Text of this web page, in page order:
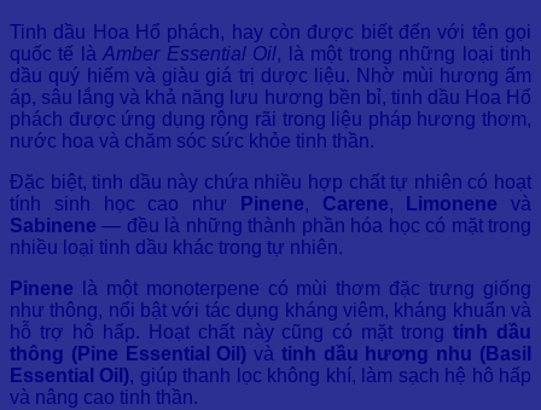
Tinh dầu Hoa Hổ phách, hay còn được biết đến với tên gọi
quốc tế làAmber Essential Oil, là một trong những loại tinh
dầu quý hiếm và giàu giá trị dược liệu. Nhờ mùi hương ấm
áp, sâu lắng và khả năng lưu hương bền bỉ, tinh dầu Hoa Hổ
phách được ứng dụng rộng rãi trong liệu pháp hương thơm,
nước hoa và chăm sóc sức khỏe tinh thần.
Đặc biệt, tinh dầu này chứa nhiều hợp chất tự nhiên có hoạt
tính sinh học cao như
Pinene, Carene, Limonene và
Sabinene — đều là những thành phần hóa học có mặt trong
nhiều loại tinh dầu khác trong tự nhiên.
Pinene là một monoterpene có mùi thơm đặc trưng giống
như thông, nổi bật với tác dụng kháng viêm, kháng khuẩn và
hỗ trợ hô hấp. Hoạt chất này cũng có mặt trongtinh dầu
thông (Pine Essential Oil) và tinh dầu hương nhu (Basil
Essential Oil), giúp thanh lọc không khí, làm sạch hệ hô hấp
và nâng cao tinh thần.